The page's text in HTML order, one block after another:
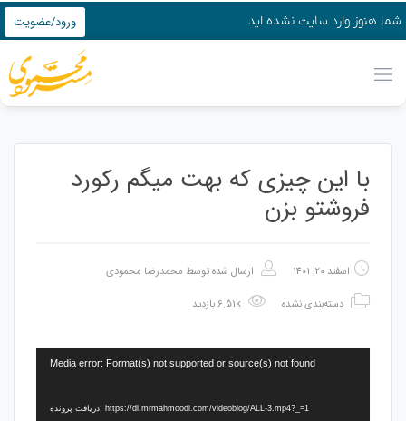
شما هنوز وارد سایت نشده اید ورود/عضویت
با این چیزی که بهت میگم رکورد
فروشتو بزن
اسفند 20, 1401 ارسال شده توسط محمدرضا محمودی
دسته‌بندی نشده
Media error: Format(s) not supported or source(s) not found
دریافت پرونده: https://dl.mrmahmoodi.com/videoblog/ALL-3.mp4?_=1